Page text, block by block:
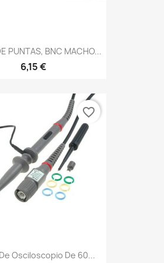
PUNTAS, BNC MACHO...
6,15 €
Osciloscopio De 60...
favorite_border